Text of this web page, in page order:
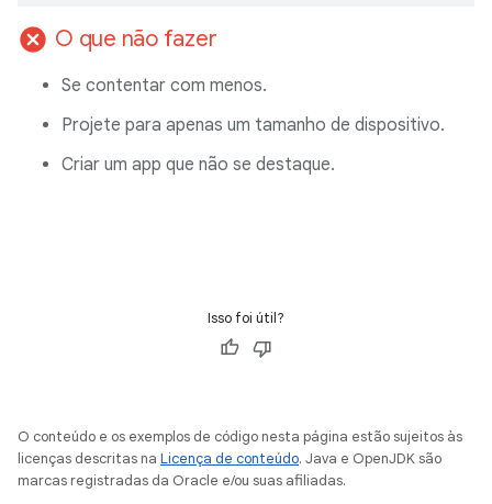
cancel O que não fazer
Se contentar com menos.
Projete para apenas um tamanho de dispositivo.
Criar um app que não se destaque.
Isso foi útil?
O conteúdo e os exemplos de código nesta página estão sujeitos às
licenças descritas na Licença de conteúdo. Java e OpenJDK são
marcas registradas da Oracle e/ou suas afiliadas.